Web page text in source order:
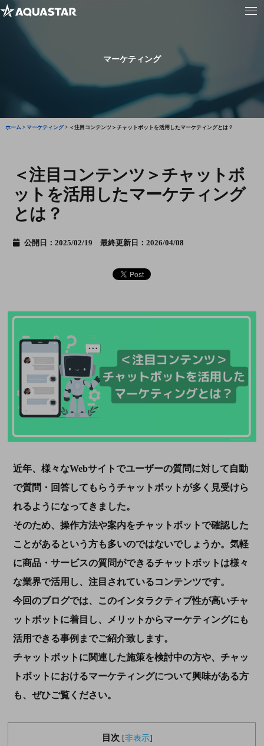
マーケティング
ホーム> マーケティング> ＜注目コンテンツ＞チャットボットを活用したマーケティングとは？
＜注目コンテンツ＞チャットボ
ットを活用したマーケティング
とは？
公開日：2025/02/19 最終更新日：2026/04/08
近年、様々なWebサイトでユーザーの質問に対して自動
で質問・回答してもらうチャットボットが多く見受けら
れるようになってきました。
そのため、操作方法や案内をチャットボットで確認した
ことがあるという方も多いのではないでしょうか。気軽
に商品・サービスの質問ができるチャットボットは様々
な業界で活用し、注目されているコンテンツです。
今回のブログでは、このインタラクティブ性が高いチャ
ットボットに着目し、メリットからマーケティングにも
活用できる事例までご紹介致します。
チャットボットに関連した施策を検討中の方や、チャッ
トボットにおけるマーケティングについて興味がある方
も、ぜひご覧ください。
目次 [非表示]